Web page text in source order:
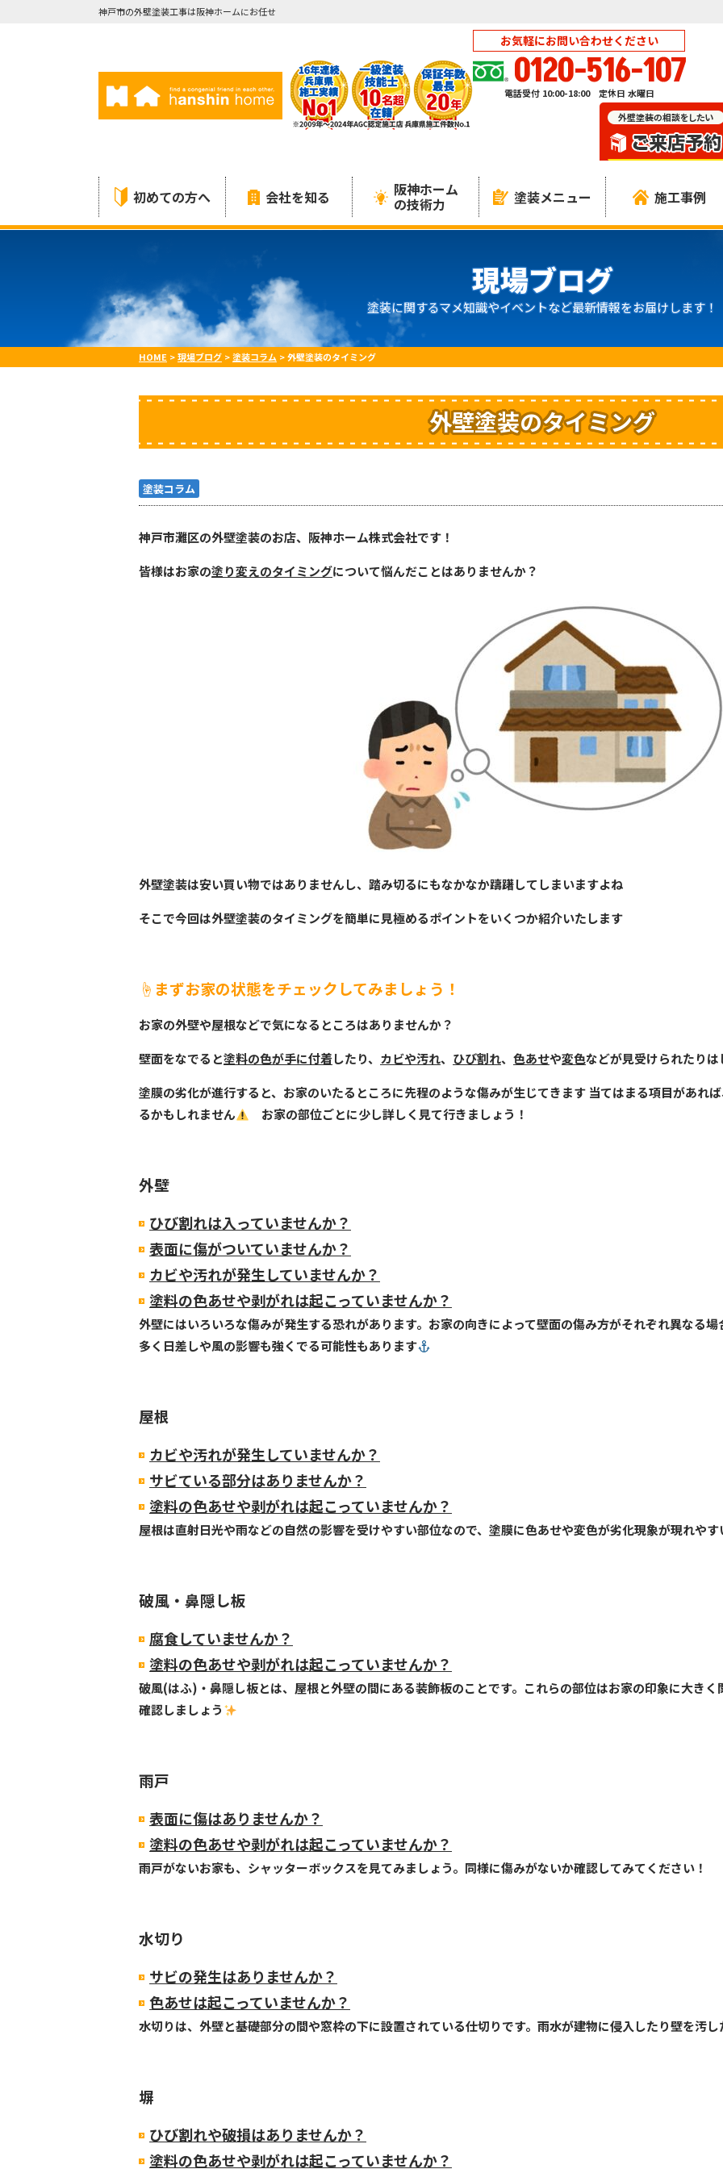
神戸市の外壁塗装工事は阪神ホームにお任せ
お気軽にお問い合わせください
0120-516-107
電話受付 10:00-18:00 定休日 水曜日
初めての方へ 会社を知る 阪神ホーム
の技術力 塗装メニュー 施工事例
現場ブログ
塗装に関するマメ知識やイベントなど最新情報をお届けします！
HOME >現場ブログ >塗装コラム >外壁塗装のタイミング
外壁塗装のタイミング
塗装コラム
神戸市灘区の外壁塗装のお店、阪神ホーム株式会社です！
皆様はお家の塗り変えのタイミングについて悩んだことはありませんか？
外壁塗装は安い買い物ではありませんし、踏み切るにもなかなか躊躇してしまいますよね
そこで今回は外壁塗装のタイミングを簡単に見極めるポイントをいくつか紹介いたします
☝️まずお家の状態をチェックしてみましょう！
お家の外壁や屋根などで気になるところはありませんか？
壁面をなでると塗料の色が手に付着したり、 カビや汚れ、 ひび割れ、 色あせや変色などが見受けられたりは
塗膜の劣化が進行すると、お家のいたるところに先程のような傷みが生じてきます 当てはまる項目があれ
るかもしれません
お家の部位ごとに少し詳しく見て行きましょう！
外壁
ひび割れは入っていませんか？
表面に傷がついていませんか？
カビや汚れが発生していませんか？
塗料の色あせや剥がれは起こっていませんか？
外壁にはいろいろな傷みが発生する恐れがあります。お家の向きによって壁面の傷み方がそれぞれ異なる
多く日差しや風の影響も強くでる可能性もあります
屋根
カビや汚れが発生していませんか？
サビている部分はありませんか？
塗料の色あせや剥がれは起こっていませんか？
屋根は直射日光や雨などの自然の影響を受けやすい部位なので、塗膜に色あせや変色が劣化現象が現れや
破風・鼻隠し板
腐食していませんか？
塗料の色あせや剥がれは起こっていませんか？
破風(はふ)・鼻隠し板とは、屋根と外壁の間にある装飾板のことです。これらの部位はお家の印象に大きく
確認しましょう
雨戸
表面に傷はありませんか？
塗料の色あせや剥がれは起こっていませんか？
雨戸がないお家も、シャッターボックスを見てみましょう。同様に傷みがないか確認してみてください！
水切り
サビの発生はありませんか？
色あせは起こっていませんか？
水切りは、外壁と基礎部分の間や窓枠の下に設置されている仕切りです。雨水が建物に侵入したり壁を汚し
塀
ひび割れや破損はありませんか？
塗料の色あせや剥がれは起こっていませんか？